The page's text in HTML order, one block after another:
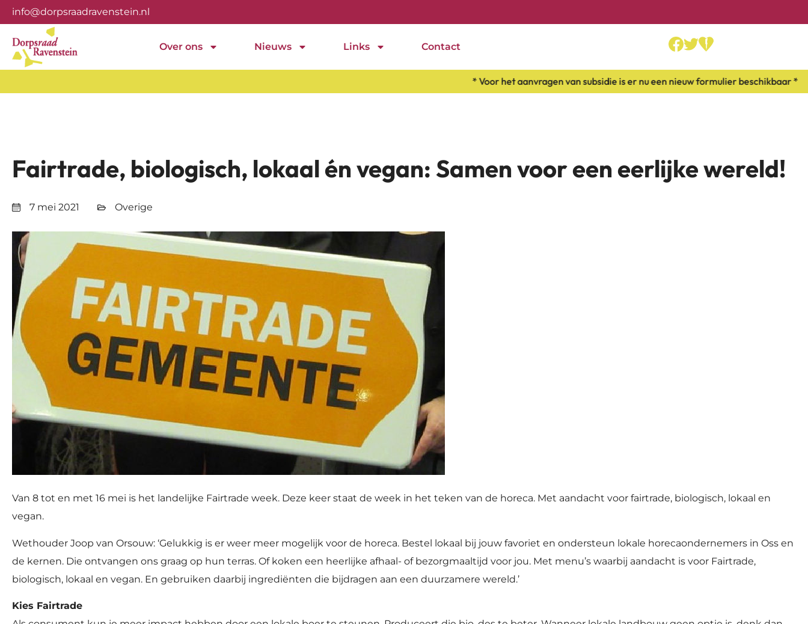
info@dorpsraadravenstein.nl
Over ons Nieuws Links Contact
* Voor het aanvragen van subsidie is er nu een nieuw formulier beschikbaar *
Fairtrade, biologisch, lokaal én vegan: Samen voor een eerlijke wereld!
7 mei 2021 Overige
Van 8 tot en met 16 mei is het landelijke Fairtrade week. Deze keer staat de week in het teken van de horeca. Met aandacht voor fairtrade, biologisch, lokaal en
vegan.
Wethouder Joop van Orsouw: ‘Gelukkig is er weer meer mogelijk voor de horeca. Bestel lokaal bij jouw favoriet en ondersteun lokale horecaondernemers in Oss en
de kernen. Die ontvangen ons graag op hun terras. Of koken een heerlijke afhaal- of bezorgmaaltijd voor jou. Met menu’s waarbij aandacht is voor Fairtrade,
biologisch, lokaal en vegan. En gebruiken daarbij ingrediënten die bijdragen aan een duurzamere wereld.’
Kies Fairtrade